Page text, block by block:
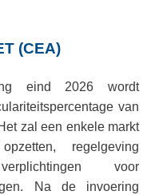
(CEA)
eind 2026 wordt
van
zal een enkele markt
regelgeving
voor
Na de invoering